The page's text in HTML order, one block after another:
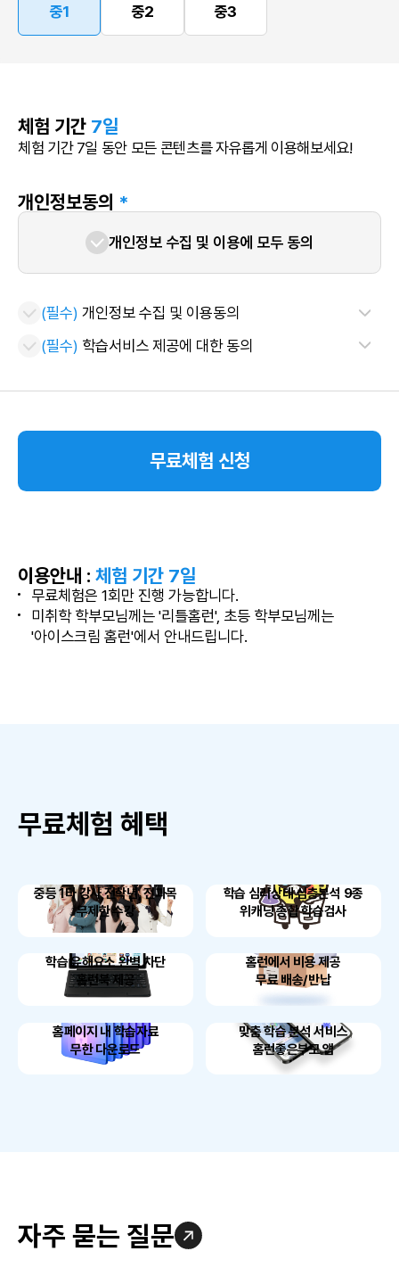
중1 중2 중3
체험 기간 7일
체험 기간 7일 동안 모든 콘텐츠를 자유롭게 이용해보세요!
개인정보동의 *
개인정보 수집 및 이용에 모두 동의
(필수) 개인정보 수집 및 이용동의
(필수) 학습서비스 제공에 대한 동의
무료체험 신청
이용안내 : 체험 기간 7일
무료체험은 1회만 진행 가능합니다.
미취학 학부모님께는 '리틀홈런', 초등 학부모님께는
'아이스크림 홈런'에서 안내드립니다.
무료체험 혜택
중등 1타 강사 전학년, 전과목
무제한 수강
학습 심리상태 심층분석 9종
위캐닝 종합 학습검사
학습 유해요소 완벽 차단
홈런북 제공
홈런에서 비용 제공
무료 배송/반납
홈페이지 내 학습자료
무한 다운로드
맞춤 학습 분석 서비스
홈런좋은부모 앱
자주 묻는 질문